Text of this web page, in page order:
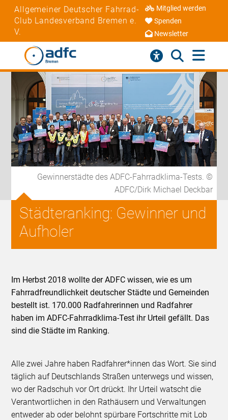
Allgemeiner Deutscher Fahrrad-
Club Landesverband Bremen e.
V.
Mitglied werden
Spenden
Newsletter
Gewinnerstädte des ADFC-Fahrradklima-Tests. ©
ADFC/Dirk Michael Deckbar
Städteranking: Gewinner und
Aufholer
Im Herbst 2018 wollte der ADFC wissen, wie es um
Fahrradfreundlichkeit deutscher Städte und Gemeinden
bestellt ist. 170.000 Radfahrerinnen und Radfahrer
haben im ADFC-Fahrradklima-Test ihr Urteil gefällt. Das
sind die Städte im Ranking.
Alle zwei Jahre haben Radfahrer*innen das Wort. Sie sind
täglich auf Deutschlands Straßen unterwegs und wissen,
wo der Radschuh vor Ort drückt. Ihr Urteil watscht die
Verantwortlichen in den Rathäusern und Verwaltungen
entweder ab oder belohnt spürbare Fortschritte mit Lob